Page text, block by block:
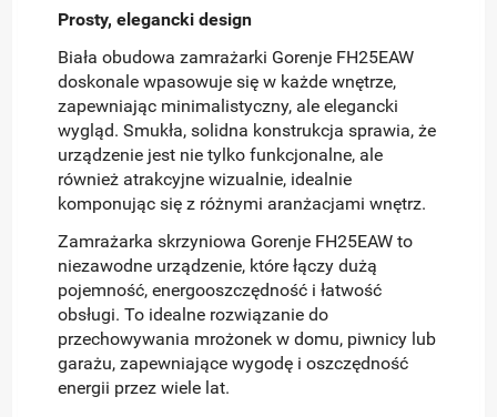
Prosty, elegancki design
Biała obudowa zamrażarki Gorenje FH25EAW
doskonale wpasowuje się w każde wnętrze,
zapewniając minimalistyczny, ale elegancki
wygląd. Smukła, solidna konstrukcja sprawia, że
urządzenie jest nie tylko funkcjonalne, ale
również atrakcyjne wizualnie, idealnie
komponując się z różnymi aranżacjami wnętrz.
Zamrażarka skrzyniowa Gorenje FH25EAW to
niezawodne urządzenie, które łączy dużą
pojemność, energooszczędność i łatwość
obsługi. To idealne rozwiązanie do
przechowywania mrożonek w domu, piwnicy lub
garażu, zapewniające wygodę i oszczędność
energii przez wiele lat.